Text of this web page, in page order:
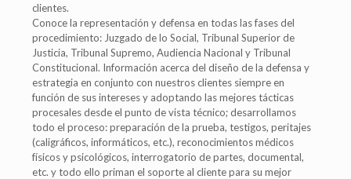
clientes.
Conoce la representación y defensa en todas las fases del
procedimiento: Juzgado de lo Social, Tribunal Superior de
Justicia, Tribunal Supremo, Audiencia Nacional y Tribunal
Constitucional. Información acerca del diseño de la defensa y
estrategia en conjunto con nuestros clientes siempre en
función de sus intereses y adoptando las mejores tácticas
procesales desde el punto de vista técnico; desarrollamos
todo el proceso: preparación de la prueba, testigos, peritajes
(caligráficos, informáticos, etc.), reconocimientos médicos
físicos y psicológicos, interrogatorio de partes, documental,
etc. y todo ello priman el soporte al cliente para su mejor